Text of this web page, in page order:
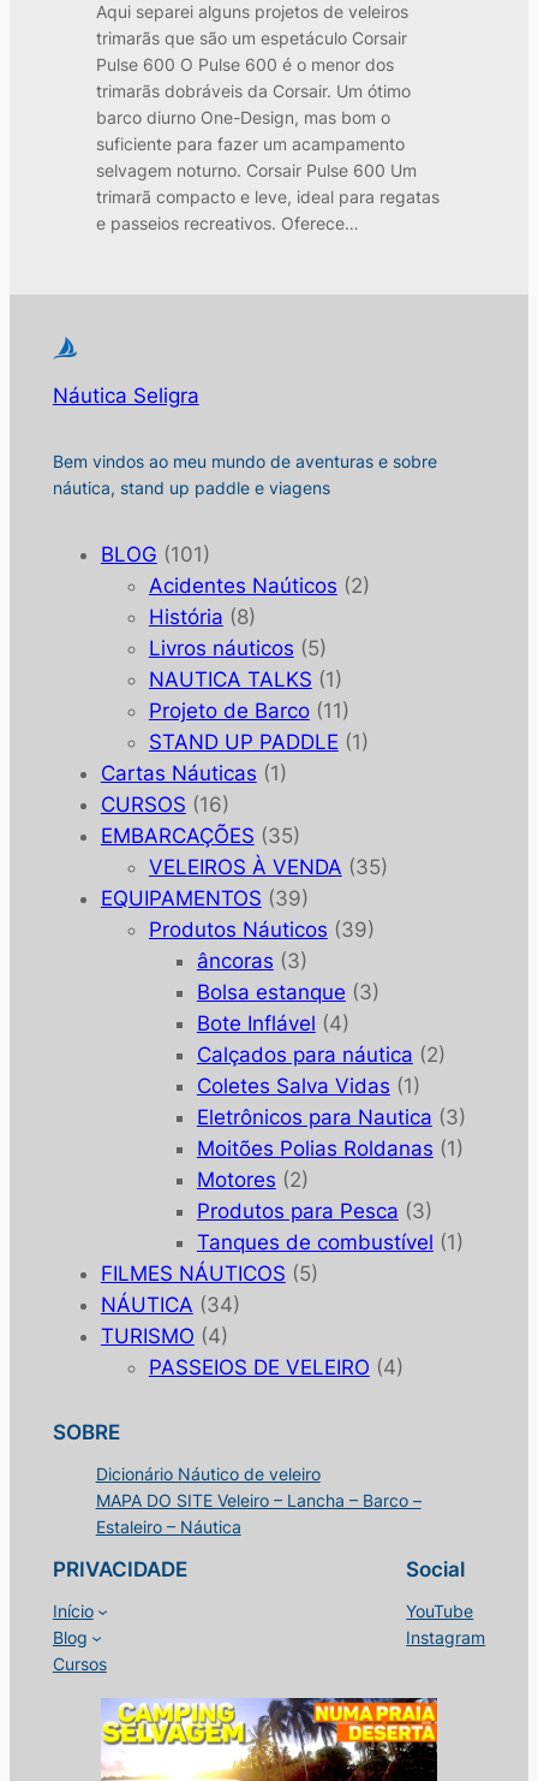
Aqui separei alguns projetos de veleiros
trimarãs que são um espetáculo Corsair
Pulse 600 O Pulse 600 é o menor dos
trimarãs dobráveis da Corsair. Um ótimo
barco diurno One-Design, mas bom o
suficiente para fazer um acampamento
selvagem noturno. Corsair Pulse 600 Um
trimarã compacto e leve, ideal para regatas
e passeios recreativos. Oferece…
Náutica Seligra
Bem vindos ao meu mundo de aventuras e sobre
náutica, stand up paddle e viagens
BLOG (101)
Acidentes Naúticos (2)
História (8)
Livros náuticos (5)
NAUTICA TALKS (1)
Projeto de Barco(11)
STAND UP PADDLE (1)
Cartas Náuticas (1)
CURSOS (16)
EMBARCAÇÕES (35)
VELEIROS À VENDA (35)
EQUIPAMENTOS (39)
Produtos Náuticos (39)
âncoras (3)
Bolsa estanque (3)
Bote Inflável (4)
Calçados para náutica (2)
Coletes Salva Vidas (1)
Eletrônicos para Nautica (3)
Moitões Polias Roldanas (1)
Motores (2)
Produtos para Pesca (3)
Tanques de combustível (1)
FILMES NÁUTICOS (5)
NÁUTICA (34)
TURISMO (4)
PASSEIOS DE VELEIRO (4)
SOBRE
Dicionário Náutico de veleiro
MAPA DO SITE Veleiro – Lancha – Barco –
Estaleiro – Náutica
PRIVACIDADE
Início
Blog
Cursos
Social
YouTube
Instagram